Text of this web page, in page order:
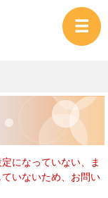
になっていない、ま
いないため、お問い